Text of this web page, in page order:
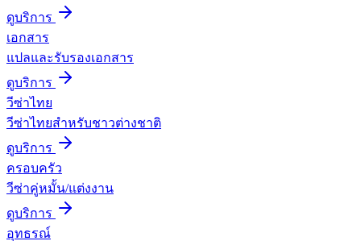
ดูบริการ
เอกสาร
แปลและรับรองเอกสาร
ดูบริการ
วีซ่าไทย
วีซ่าไทยสำหรับชาวต่างชาติ
ดูบริการ
ครอบครัว
วีซ่าคู่หมั้น/แต่งงาน
ดูบริการ
อุทธรณ์